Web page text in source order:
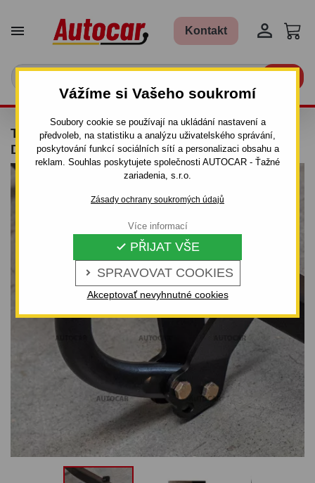
Vážíme si Vašeho soukromí
Soubory cookie se používají na ukládání nastavení a
předvoleb, na statistiku a analýzu uživatelského správání,
poskytování funkcí sociálních sítí a personalizaci obsahu a
reklam. Souhlas poskytujete společnosti AUTOCAR - Ťažné
zariadenia, s.r.o.
Zásady ochrany soukromých údajů
 SPRAVOVAT COOKIES
 PŘIJAT VŠE
Akceptovať nevyhnutné cookies
Více informací
 Kontakt 
TAŽNÉ ZAŘÍZENÍ PRO RENAULT CLIO - 3/5
DV. - ŠROUBOVÝ SYSTÉM